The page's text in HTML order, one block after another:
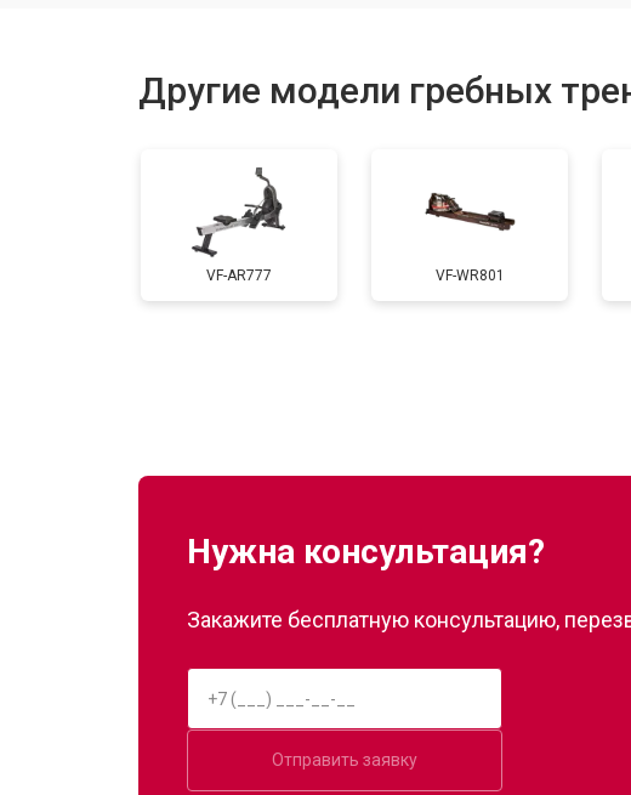
Другие модели гребных
VF-AR777 VF-WR801
Нужна консультация?
Закажите бесплатную консультацию,
Отправить заявку